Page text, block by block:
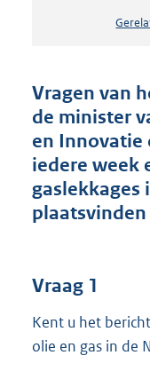
Vragen van
de minister
en Innovatie
iedere week
gaslekkages
plaatsvinden
Vraag 1
Kent u het
olie en gas in de